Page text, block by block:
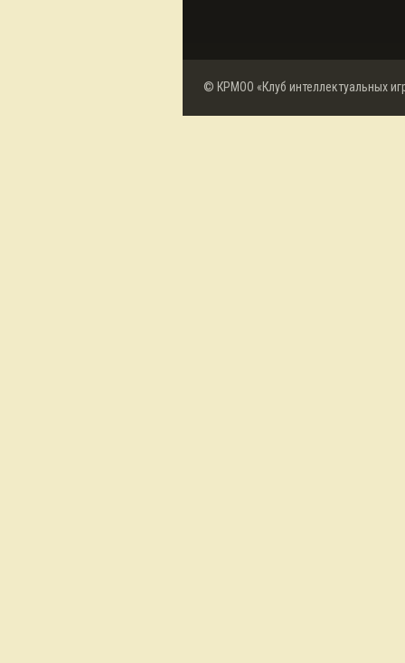
© КРМОО «Клуб интеллектуальных